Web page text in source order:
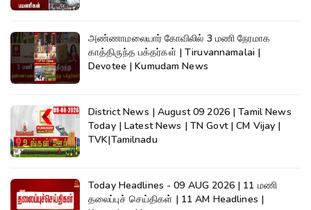
அண்ணாமலையார் கோவிலில் 3 மணி நேரமாக
காத்திருந்த பக்தர்கள் | Tiruvannamalai |
Devotee | Kumudam News
District News | August 09 2026 | Tamil News
Today | Latest News | TN Govt | CM Vijay |
TVK|Tamilnadu
Today Headlines - 09 AUG 2026 | 11 மணி
தலைப்புச் செய்திகள் | 11 AM Headlines |